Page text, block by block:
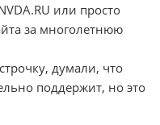
или просто
за многолетнюю
думали, что
поддержит, но это